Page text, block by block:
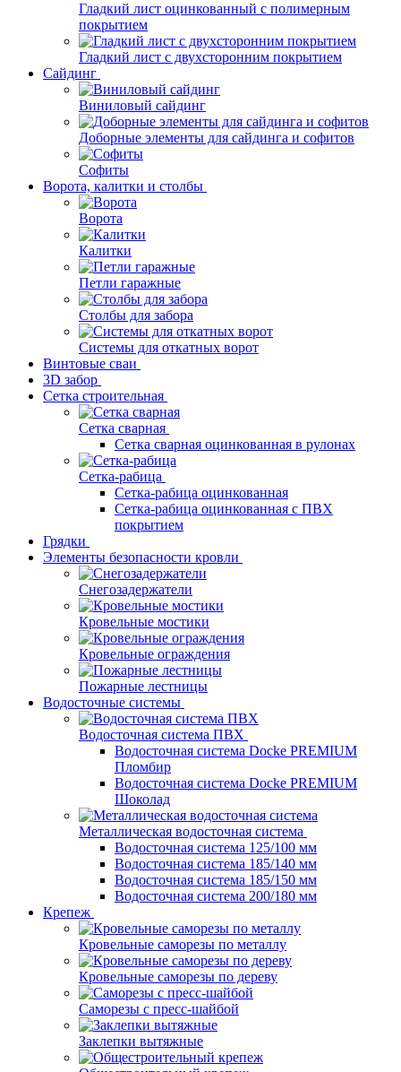
Гладкий лист оцинкованный с полимерным
покрытием
Гладкий лист с двухсторонним покрытием
Сайдинг
Виниловый сайдинг
Доборные элементы для сайдинга и софитов
Софиты
Ворота, калитки и столбы
Ворота
Калитки
Петли гаражные
Столбы для забора
Системы для откатных ворот
Винтовые сваи
3D забор
Сетка строительная
Сетка сварная
Сетка сварная оцинкованная в рулонах
Сетка-рабица
Сетка-рабица оцинкованная
Сетка-рабица оцинкованная с ПВХ
покрытием
Грядки
Элементы безопасности кровли
Снегозадержатели
Кровельные мостики
Кровельные ограждения
Пожарные лестницы
Водосточные системы
Водосточная система ПВХ
Водосточная система Docke PREMIUM
Пломбир
Водосточная система Docke PREMIUM
Шоколад
Металлическая водосточная система
Водосточная система 125/100 мм
Водосточная система 185/140 мм
Водосточная система 185/150 мм
Водосточная система 200/180 мм
Крепеж
Кровельные саморезы по металлу
Кровельные саморезы по дереву
Саморезы с пресс-шайбой
Заклепки вытяжные